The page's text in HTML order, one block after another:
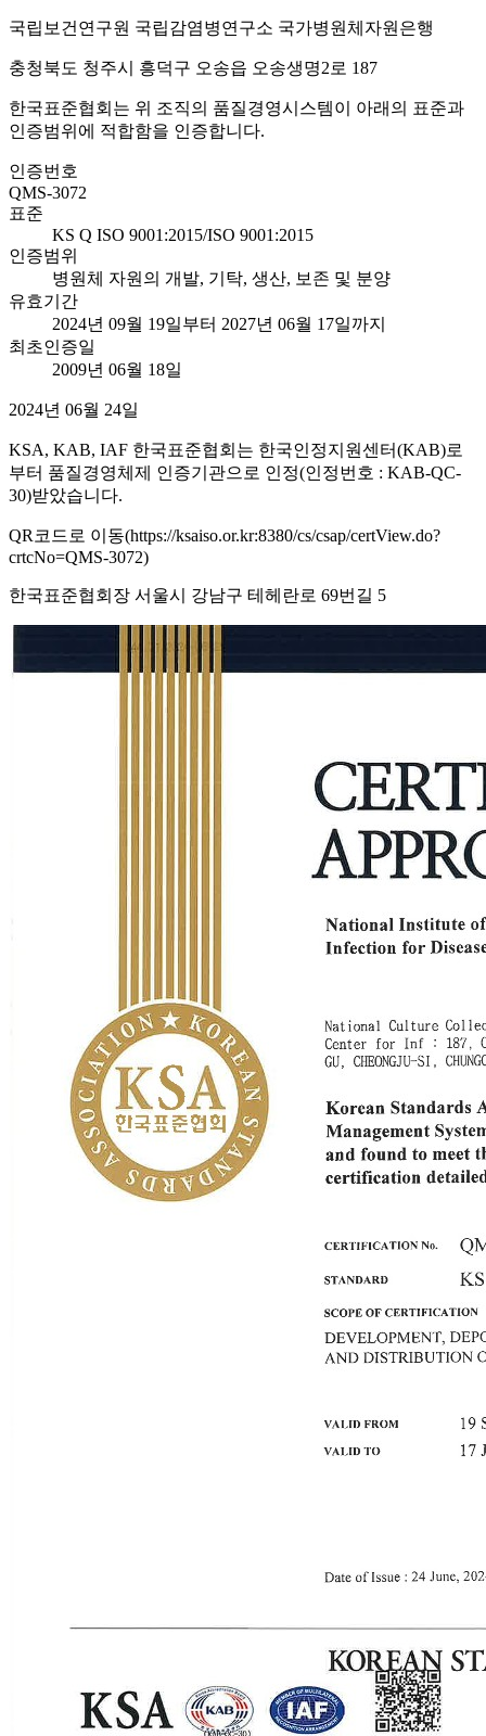
국립보건연구원 국립감염병연구소 국가병원체자원은행
충청북도 청주시 흥덕구 오송읍 오송생명2로 187
한국표준협회는 위 조직의 품질경영시스템이 아래의 표준과
인증범위에 적합함을 인증합니다.
인증번호
QMS-3072
표준
KS Q ISO 9001:2015/ISO 9001:2015
인증범위
병원체 자원의 개발, 기탁, 생산, 보존 및 분양
유효기간
2024년 09월 19일부터 2027년 06월 17일까지
최초인증일
2009년 06월 18일
2024년 06월 24일
KSA, KAB, IAF 한국표준협회는 한국인정지원센터(KAB)로
부터 품질경영체제 인증기관으로 인정(인정번호 : KAB-QC-
30)받았습니다.
QR코드로 이동(https://ksaiso.or.kr:8380/cs/csap/certView.do?
crtcNo=QMS-3072)
한국표준협회장 서울시 강남구 테헤란로 69번길 5